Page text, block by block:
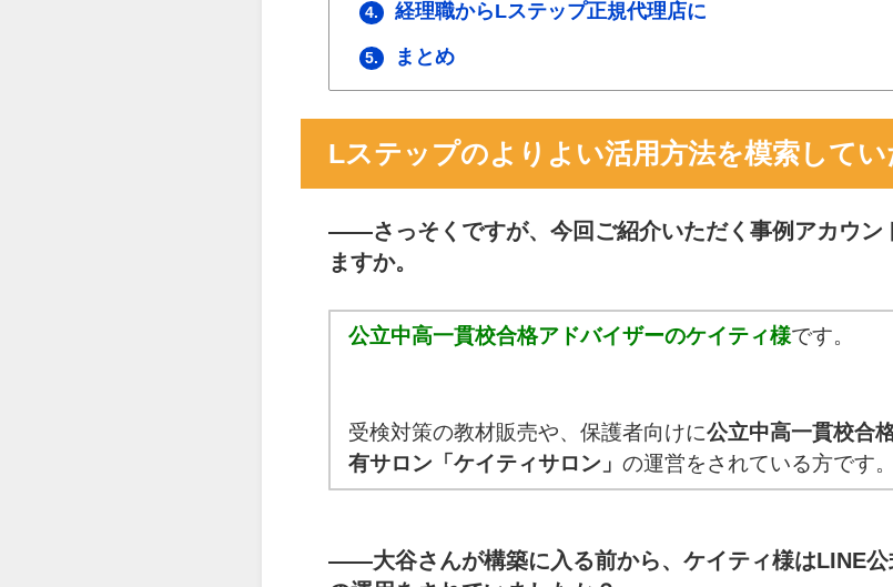
4. 経理職からLステップ正規代理店に
5. まとめ
Lステップのよりよい活用方法を模索してい
――さっそくですが、今回ご紹介いただく事例アカウン
ますか。
公立中高一貫校合格アドバイザーのケイティ様です。
受検対策の教材販売や、保護者向けに公立中高一貫校合
有サロン「ケイティサロン」の運営をされている方です。
――大谷さんが構築に入る前から、ケイティ様はLINE